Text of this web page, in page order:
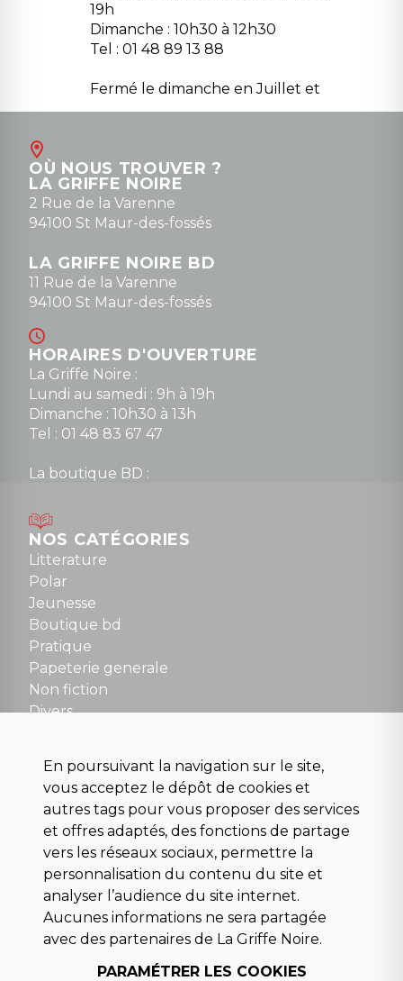
19h
Dimanche : 10h30 à 12h30
Tel : 01 48 89 13 88
Fermé le dimanche en Juillet et
Août
contact@la-griffe-noire.com
0148836747
OÙ NOUS TROUVER ?
LA GRIFFE NOIRE
2 Rue de la Varenne
94100 St Maur-des-fossés
LA GRIFFE NOIRE BD
11 Rue de la Varenne
94100 St Maur-des-fossés
HORAIRES D'OUVERTURE
La Griffe Noire :
Lundi au samedi : 9h à 19h
Dimanche : 10h30 à 13h
Tel : 01 48 83 67 47
La boutique BD :
Mardi au samedi : 10h à 13h / 14h à 19h
Dimanche : 10h30 à 12h30
Tel : 01 48 89 13 88
NOUS CONTACTER
contact@la-griffe-noire.com
NOS CATÉGORIES
Litterature
Polar
Jeunesse
Boutique bd
Pratique
Papeterie generale
Non fiction
Divers
Para scolaire
Histoire
Pochoteque
Pleiade
INFORMATIONS
Droit de rétractation
Conditions générales de vente
En poursuivant la navigation sur le site,
vous acceptez le dépôt de cookies et
autres tags pour vous proposer des services
et offres adaptés, des fonctions de partage
vers les réseaux sociaux, permettre la
personnalisation du contenu du site et
analyser l’audience du site internet.
Aucunes informations ne sera partagée
avec des partenaires de La Griffe Noire.
PARAMÉTRER LES COOKIES